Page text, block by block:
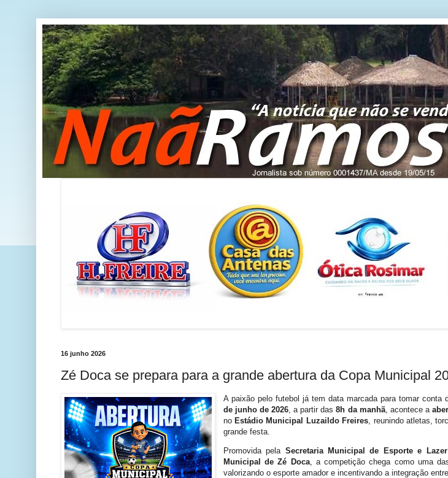
16 junho 2026
Zé Doca se prepara para a grande abertura da Copa Municipal
A paixão pelo futebol já tem data marcada para tomar conta
de junho de 2026 , a partir das8h da manhã, acontece a
noEstádio Municipal Luzaildo Freires , reunindo atletas,
grande festa.
Promovida pela Secretaria Municipal de Esporte e Lazer
Municipal de Zé Doca, a competição chega como uma
valorizando o esporte amador e incentivando a integração